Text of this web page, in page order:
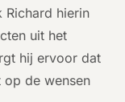
Richard hierin
uit het
hij ervoor dat
op de wensen